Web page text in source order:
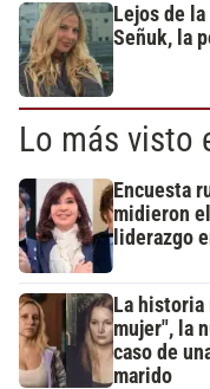
Lejos de
Señuk, la
Lo más visto
Encuesta
midieron
liderazgo
La historia
mujer", la
caso de
marido